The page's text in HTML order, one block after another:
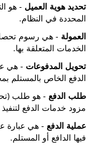
تحديد هوية العميل - هو
المحددة في النظام.
العمولة
الخدمات المتعلقة بها.
تحويل المدفوعات - هي
الدفع الخاص بالمستلم
طلب الدفع - هو طلب
مزود خدمات الدفع
عملية الدفع - هي عبارة
فيها الدافع أو المستلم.